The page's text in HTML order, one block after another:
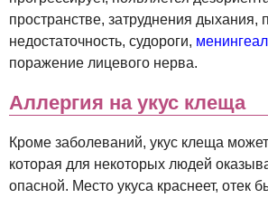
пространстве, затруднения дыхания,
недостаточность, судороги,
поражение лицевого нерва.
Аллергия на укус клеща
Кроме заболеваний, укус клеща
которая для некоторых людей
опасной. Место укуса краснеет, отек